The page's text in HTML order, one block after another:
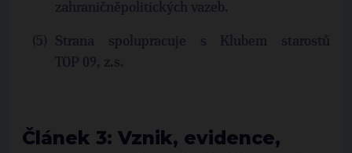
zahraničněpolitických vazeb.
Strana spolupracuje s Klubem starostů
TOP 09, z.s.
Článek 3: Vznik, evidence,